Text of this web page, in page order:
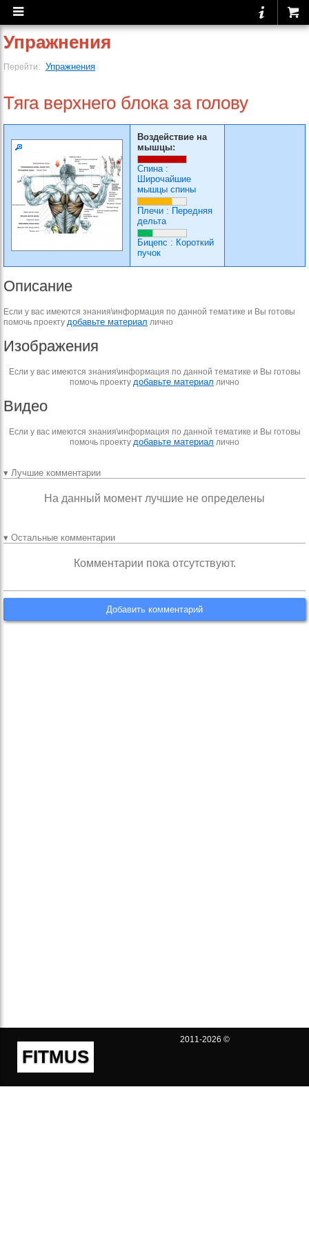
Упражнения
Перейти: Упражнения
Тяга верхнего блока за голову
Воздействие на
мышцы:
Спина:
Широчайшие
мышцы спины
Плечи : Передняя
дельта
Бицепс : Короткий
пучок
Описание
Если у вас имеются знания\информация по данной тематике и Вы готовы
помочь проекту добавьте материал лично
Изображения
Если у вас имеются знания\информация по данной тематике и Вы готовы
помочь проекту добавьте материал лично
Видео
Если у вас имеются знания\информация по данной тематике и Вы готовы
помочь проекту добавьте материал лично
▾ Лучшие комментарии
На данный момент лучшие не определены
▾ Остальные комментарии
Комментарии пока отсутствуют.
Добавить комментарий
FITMUS
2011-2026 ©